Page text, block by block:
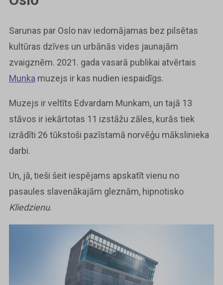
Sarunas par Oslo nav iedomājamas bez pilsētas
kultūras dzīves un urbānās vides jaunajām
zvaigznēm. 2021. gada vasarā publikai atvērtais
Munka muzejs ir kas nudien iespaidīgs.
Muzejs ir veltīts Edvardam Munkam, un tajā 13
stāvos ir iekārtotas 11 izstāžu zāles, kurās tiek
izrādīti 26 tūkstoši pazīstamā norvēģu mākslinieka
darbi.
Un, jā, tieši šeit iespējams apskatīt vienu no
pasaules slavenākajām gleznām, hipnotisko
Kliedzienu.